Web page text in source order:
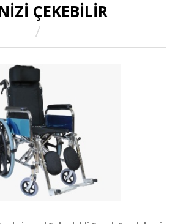
ÇEKEBILIR